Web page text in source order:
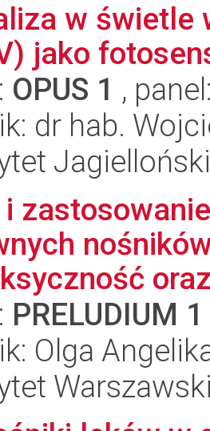
w świetle
jako
OPUS 1 ,
dr hab.
PRELUDIUM 1
Olga